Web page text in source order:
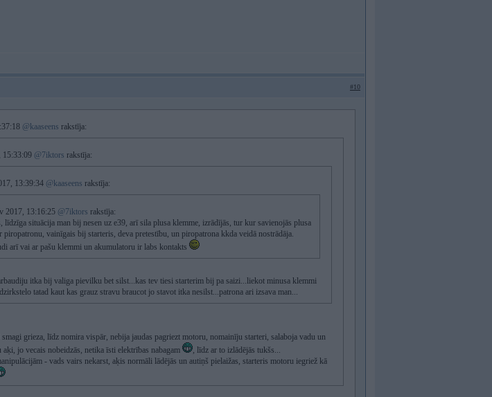
#10
@kaaseens rakstīja:
15:33:09 @7iktors rakstīja:
13:39:34 @kaaseens rakstīja:
2017, 13:16:25 @7iktors rakstīja:
līdzīga situācija man bij nesen uz e39, arī sila plusa klemme, izrādījās, tur kur savienojās plusa
piropatronu, vainīgais bij starteris, deva pretestību, un piropatrona kkda veidā nostrādāja.
arī vai ar pašu klemmi un akumulatoru ir labs kontakts
itka bij valiga pievilku bet silst...kas tev tiesi starterim bij pa saizi...liekot minusa klemmi
tatad kaut kas grauz stravu braucot jo stavot itka nesilst...patrona ari izsava man...
smagi grieza, līdz nomira vispār, nebija jaudas pagriezt motoru, nomainīju starteri, salaboja vadu un
aķi, jo vecais nobeidzās, netika īsti elektrības nabagam
, līdz ar to izlādējās tukšs...
- vads vairs nekarst, aķis normāli lādējās un autiņš pielaižas, starteris motoru iegriež kā